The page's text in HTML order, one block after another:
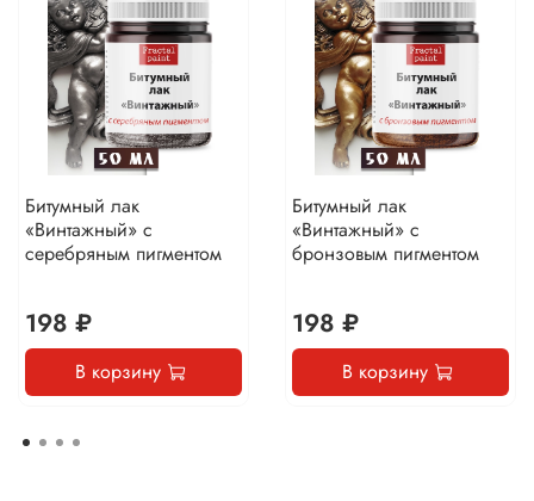
Битумный лак
«Винтажный» с
серебряным пигментом
198 ₽
В корзину
Битумный лак
«Винтажный» с
бронзовым пигментом
198 ₽
В корзину